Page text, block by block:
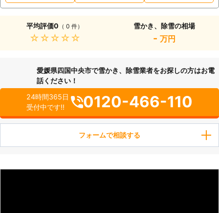
平均評価0 （ 0 件）
★★★★★
雪かき、除雪の相場
- 万円
愛媛県四国中央市で雪かき、除雪業者をお探しの方はお電
話ください！
24時間365日
受付中です!!
0120-466-110
フォームで相談する